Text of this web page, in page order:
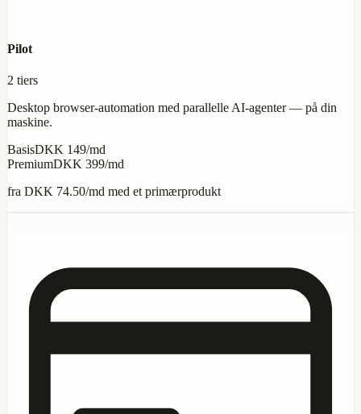
Pilot
2 tiers
Desktop browser-automation med parallelle AI-agenter — på din
maskine.
BasisDKK 149/md
PremiumDKK 399/md
fra DKK 74.50/md med et primærprodukt